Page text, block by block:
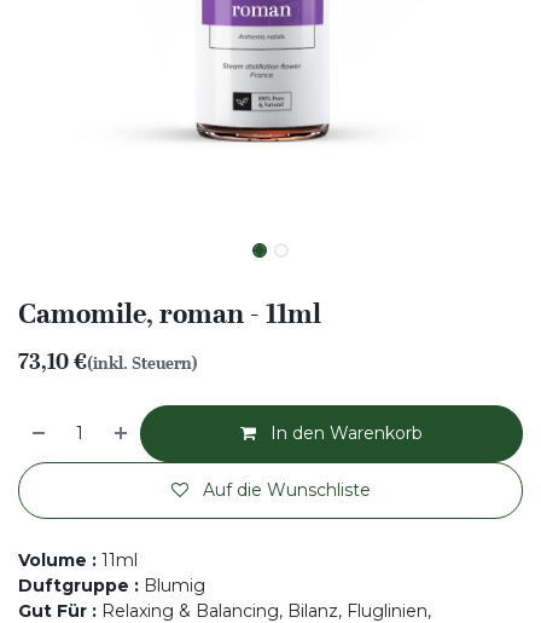
Camomile, roman - 11ml
73,10€(inkl. Steuern)
In den Warenkorb
Auf die Wunschliste
Volume : 11ml
Duftgruppe : Blumig
Gut Für : Relaxing & Balancing, Bilanz, Fluglinien,